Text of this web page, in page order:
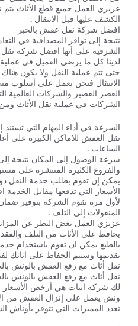
عزيزي العمل جميع قطع الأثاث يتم
الكشف عليها قبل الانتقال .
افضل شركة نقل عفش بالخبر
نتيجة إلى توافر المصداقية في
الشرقية على أنها افضل شركة
لدينا كل ما يرضي العميل في
حتى تتم عملية النقل ولا يكون
الانتقال فنحن نعمل على أسلوب
العصر العصير والشركات العالمية
الشركات في عملية نقل الأثاث
السرعة في أداء المهام التي تستند
نقل العفش للاماكن الكبيرة على
الساعات .
سرعة الوصول إلى المكان نتيجة
والفروع الكثيرة المنتشرة على
يمكن إن تقوم بطلب خدمة النقل
الأسعار التي تدفعها مقابل الخدمة
لأول مرة تقوم الشركة بتوفير
المنقولات إلى التلف .
عزيزي العمل بغض النظر عن
يحافظ على الأثاث من التلف
بالطبع يمكن ان تقوم باستخدام
تقديمها وسيتم الحفاظ على اثاثك
نقل أثاث مع رفع العفش بالونش
نقل أثاث مع رفع العفش بالونش
لك شركة ابيات هي أرخص الأسعار
ونش يعمل على إنزال العفش من
تعدد المميزات التي تتوفر بأوناش